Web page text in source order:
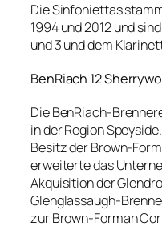
Die Sinfoniettas
1994 und 2012 und
und 3 und dem
BenRiach 12
Die BenRiach-
in der Region
Besitz der Brown-
erweiterte das
Akquisition der
Glenglassaugh-
zur Brown-Forman